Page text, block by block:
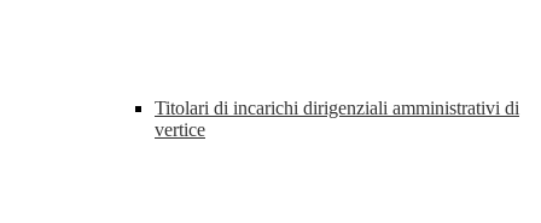
Titolari di incarichi dirigenziali amministrativi di
vertice